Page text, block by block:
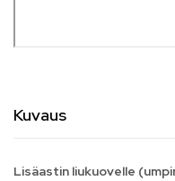
Kuvaus
Lisäastin liukuovelle